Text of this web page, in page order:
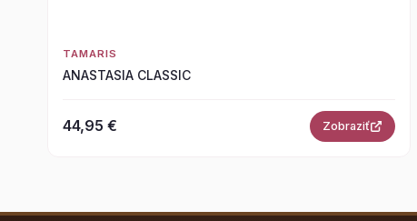
TAMARIS
ANASTASIA CLASSIC
44,95 € Zobraziť